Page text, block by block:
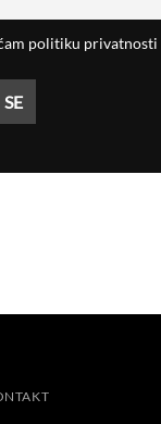
politiku privatnosti